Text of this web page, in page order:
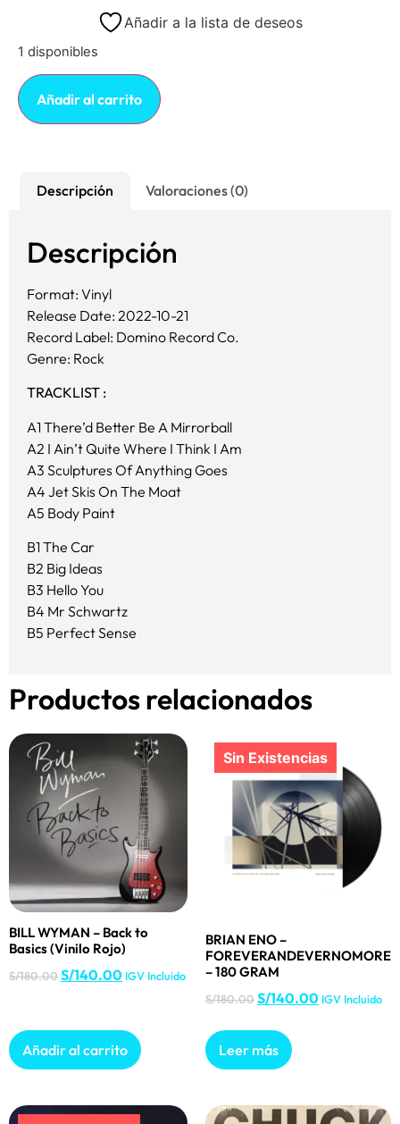
Añadir a la lista de deseos
1 disponibles
Añadir al carrito
Descripción Valoraciones (0)
Descripción
Format: Vinyl
Release Date: 2022-10-21
Record Label: Domino Record Co.
Genre: Rock
TRACKLIST :
A1 There’d Better Be A Mirrorball
A2 I Ain’t Quite Where I Think I Am
A3 Sculptures Of Anything Goes
A4 Jet Skis On The Moat
A5 Body Paint
B1 The Car
B2 Big Ideas
B3 Hello You
B4 Mr Schwartz
B5 Perfect Sense
Productos relacionados
BILL WYMAN – Back to
Basics (Vinilo Rojo)
S/180.00S/140.00 IGV Incluido
Añadir al carrito
BRIAN ENO –
FOREVERANDEVERNOMORE
– 180 GRAM
S/180.00S/140.00 IGV Incluido
Leer más